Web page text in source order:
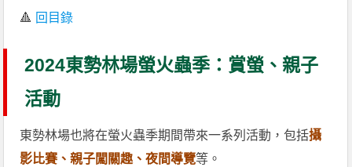
🔺 回目錄
2024東勢林場螢火蟲季：賞螢、親子
活動
東勢林場也將在螢火蟲季期間帶來一系列活動，包括攝
影比賽、親子闖關趣、夜間導覽等。